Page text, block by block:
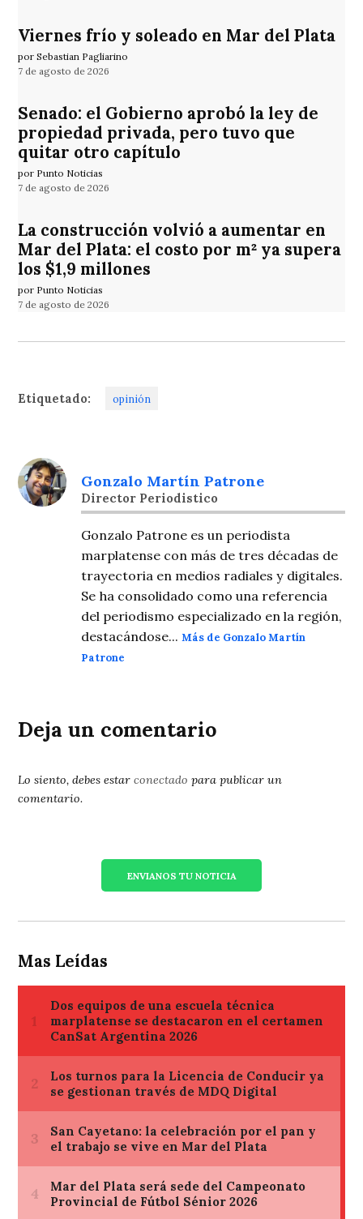
Viernes frío y soleado en Mar del Plata
por Sebastian Pagliarino
7 de agosto de 2026
Senado: el Gobierno aprobó la ley de
propiedad privada, pero tuvo que
quitar otro capítulo
por Punto Noticias
7 de agosto de 2026
La construcción volvió a aumentar en
Mar del Plata: el costo por m² ya supera
los $1,9 millones
por Punto Noticias
7 de agosto de 2026
Etiquetado: opinión
Gonzalo Martín Patrone
Director Periodistico
Gonzalo Patrone es un periodista
marplatense con más de tres décadas de
trayectoria en medios radiales y digitales.
Se ha consolidado como una referencia
del periodismo especializado en la región,
destacándose...Más de Gonzalo Martín
Patrone
Deja un comentario
Lo siento, debes estarconectado para publicar un
comentario.
ENVIANOS TU NOTICIA
Mas Leídas